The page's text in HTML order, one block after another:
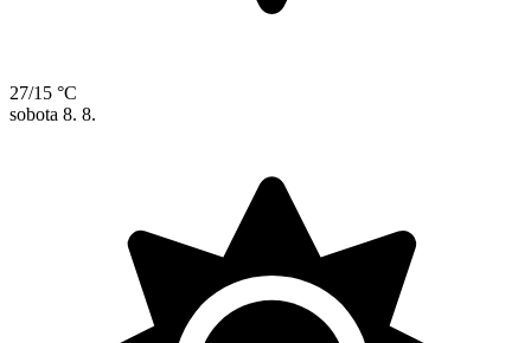
27/15 °C
sobota 8. 8.